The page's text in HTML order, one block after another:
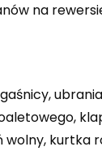
na
wolny, kurtka